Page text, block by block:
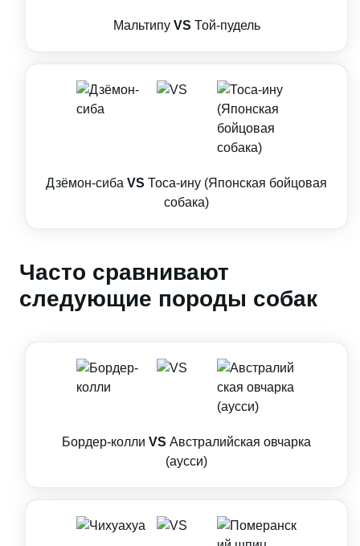
Мальтипу VS Той-пудель
Дзёмон-сиба VS Тоса-ину (Японская бойцовая
собака)
Часто сравнивают
следующие породы собак
Бордер-колли VS Австралийская овчарка
(аусси)